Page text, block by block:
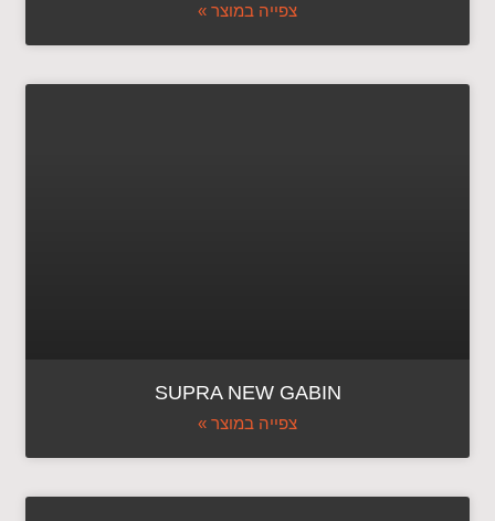
צפייה במוצר »
SUPRA NEW GABIN
צפייה במוצר »